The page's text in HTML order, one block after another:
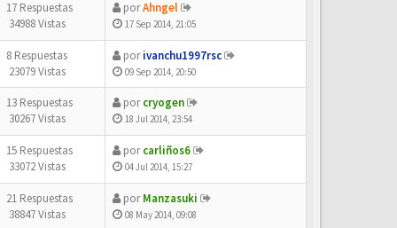
17 Respuestas
34988 Vistas
porAhngel
17 Sep 2014, 21:05
8 Respuestas
23079 Vistas
porivanchu1997rsc
09 Sep 2014, 20:50
13 Respuestas
30267 Vistas
porcryogen
18 Jul 2014, 23:54
15 Respuestas
33072 Vistas
porcarliños6
04 Jul 2014, 15:27
21 Respuestas
38847 Vistas
porManzasuki
08 May 2014, 09:08